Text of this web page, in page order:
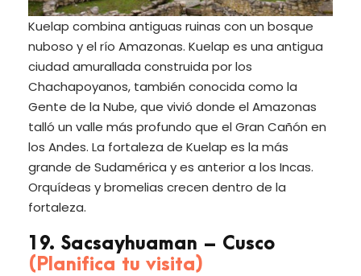
Kuelap combina antiguas ruinas con un bosque
nuboso y el río Amazonas. Kuelap es una antigua
ciudad amurallada construida por los
Chachapoyanos, también conocida como la
Gente de la Nube, que vivió donde el Amazonas
talló un valle más profundo que el Gran Cañón en
los Andes. La fortaleza de Kuelap es la más
grande de Sudamérica y es anterior a los Incas.
Orquídeas y bromelias crecen dentro de la
fortaleza.
19. Sacsayhuaman – Cusco
(Planifica tu visita)